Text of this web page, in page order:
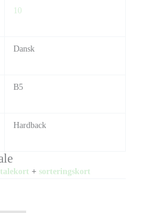
10
Dansk
B5
Hardback
+ sorteringskort